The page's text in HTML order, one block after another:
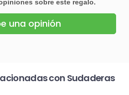
sobre este regalo.
una opinión
con Sudaderas